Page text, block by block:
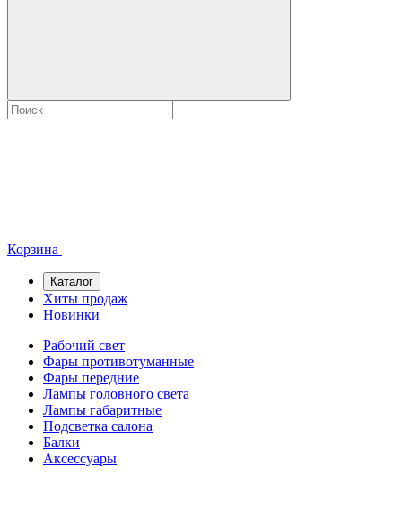
Корзина
Каталог
Хиты продаж
Новинки
Рабочий свет
Фары противотуманные
Фары передние
Лампы головного света
Лампы габаритные
Подсветка салона
Балки
Аксессуары